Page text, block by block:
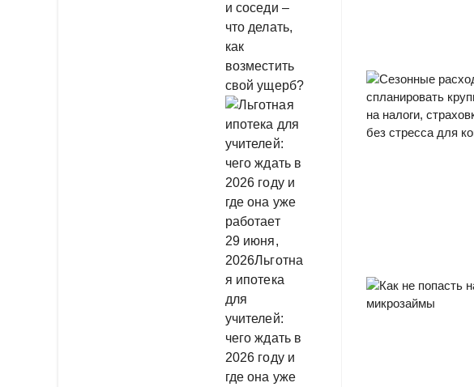
и соседи –
что делать,
как
возместить
свой ущерб?
29 июня,
2026Льготна
я ипотека
для
учителей:
чего ждать в
2026 году и
где она уже